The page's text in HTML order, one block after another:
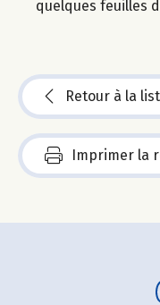
quelques feuilles
Retour à la
Imprimer la